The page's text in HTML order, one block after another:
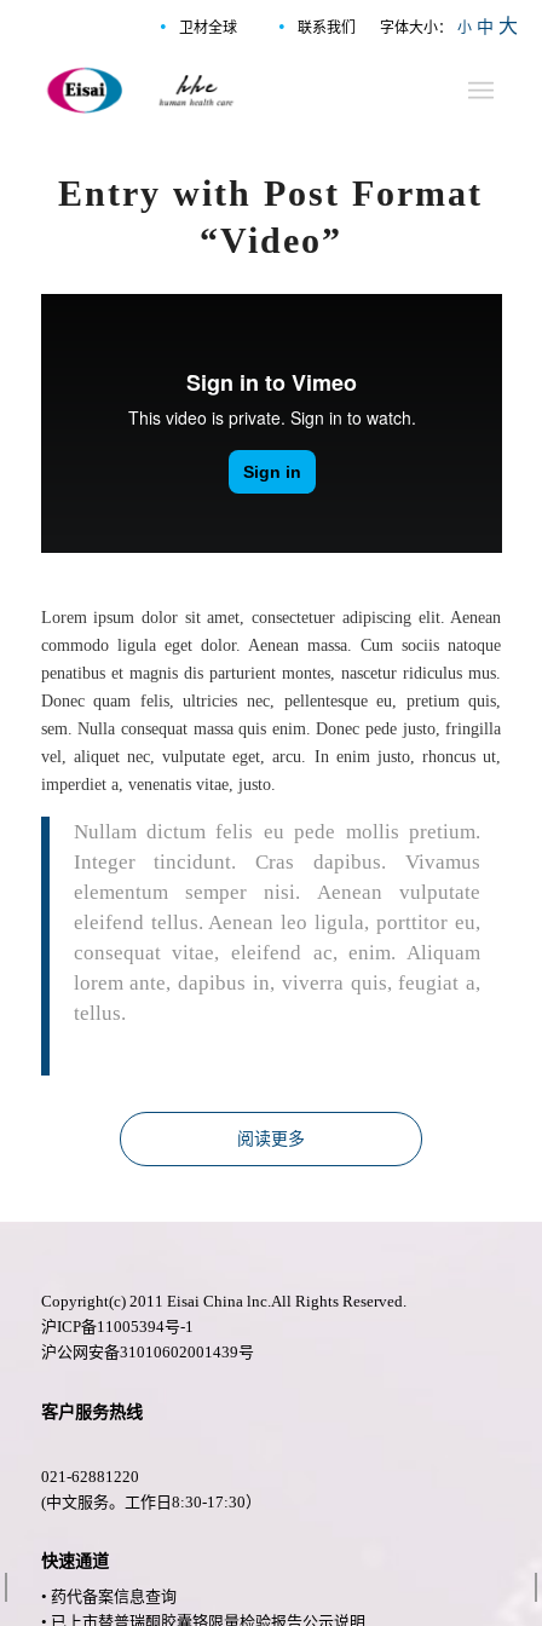
字体大小： 小 中 大
• 卫材全球 • 联系我们
Entry with Post Format
“Video”
Lorem ipsum dolor sit amet, consectetuer adipiscing elit. Aenean
commodo ligula eget dolor. Aenean massa. Cum sociis natoque
penatibus et magnis dis parturient montes, nascetur ridiculus mus.
Donec quam felis, ultricies nec, pellentesque eu, pretium quis,
sem. Nulla consequat massa quis enim. Donec pede justo, fringilla
vel, aliquet nec, vulputate eget, arcu. In enim justo, rhoncus ut,
imperdiet a, venenatis vitae, justo.
Nullam dictum felis eu pede mollis pretium.
Integer tincidunt. Cras dapibus. Vivamus
elementum semper nisi. Aenean vulputate
eleifend tellus. Aenean leo ligula, porttitor eu,
consequat vitae, eleifend ac, enim. Aliquam
lorem ante, dapibus in, viverra quis, feugiat a,
tellus.
阅读更多
Copyright(c) 2011 Eisai China lnc.All Rights Reserved.
沪ICP备11005394号-1
沪公网安备31010602001439号
客户服务热线
021-62881220
(中文服务。工作日8:30-17:30）
快速通道
• 药代备案信息查询
• 已上市替普瑞酮胶囊铬限量检验报告公示说明